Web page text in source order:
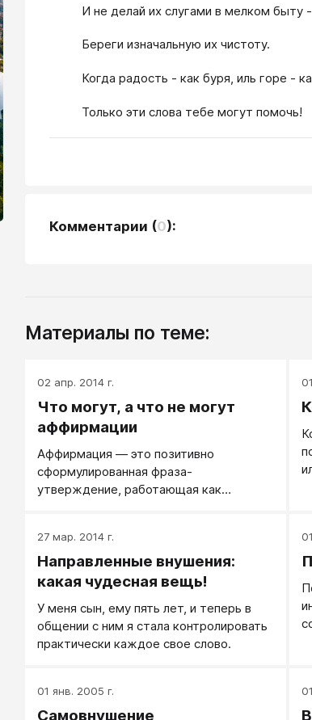
И не делай их слугами в мелком быту -
Береги изначальную их чистоту.
Когда радость - как буря, иль горе -
Только эти слова тебе могут помочь!
Комментарии (0):
Материалы по теме:
02 апр. 2014 г.
Что могут, а что не могут
аффирмации
Аффирмация — это позитивно
сформулированная фраза-
утверждение, работающая как
27 мар. 2014 г.
Направленные внушения:
какая чудесная вещь!
У меня сын, ему пять лет, и теперь в
общении с ним я стала контролировать
практически каждое свое слово.
01 янв. 2005 г.
Самовнушение